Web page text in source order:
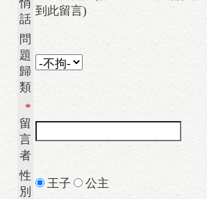
悄
話
到此留言)
問
題
歸
類
*
留
言
者
性
別
王子 公主